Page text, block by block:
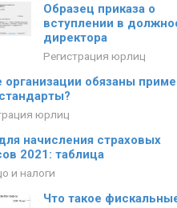
Образец приказа о
вступлении в
директора
Регистрация юрлиц
организации обязаны
юрлиц
начисления страховых
2021: таблица
и налоги
Что такое